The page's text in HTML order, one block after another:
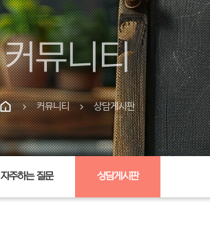
커뮤니티
chevron_right 커뮤니티 chevron_right 상담게시판
자주하는 질문 상담게시판